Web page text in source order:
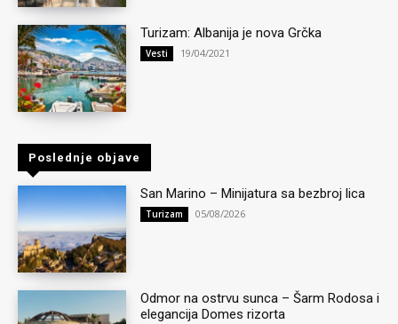
Turizam: Albanija je nova Grčka
Vesti 19/04/2021
Poslednje objave
San Marino – Minijatura sa bezbroj lica
Turizam 05/08/2026
Odmor na ostrvu sunca – Šarm Rodosa i
elegancija Domes rizorta